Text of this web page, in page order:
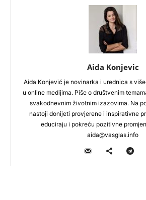
Aida Konjevic
Aida Konjević je novinarka i urednica s
u online medijima. Piše o društvenim
svakodnevnim životnim izazovima. Na
nastoji donijeti provjerene i inspirativne
educiraju i pokreću pozitivne
aida@vasglas.info